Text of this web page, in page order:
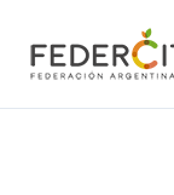
contenido